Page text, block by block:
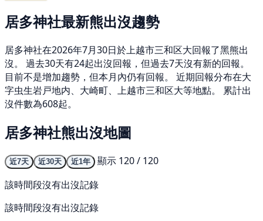
居多神社最新熊出沒趨勢
居多神社在2026年7月30日於上越市三和区大回報了黑熊出
沒。 過去30天有24起出沒回報，但過去7天沒有新的回報。
目前不是增加趨勢，但本月內仍有回報。 近期回報分布在大
字虫生岩戸地内、大崎町、上越市三和区大等地點。 累計出
沒件數為608起。
居多神社熊出沒地圖
近7天 近30天 近1年
顯示 120 / 120
該時間段沒有出沒記錄
該時間段沒有出沒記錄